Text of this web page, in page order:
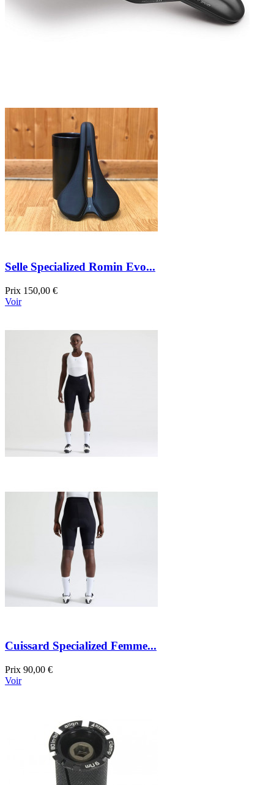
Selle Specialized Romin Evo...
Prix 150,00 €
Voir
Cuissard Specialized Femme...
Prix 90,00 €
Voir